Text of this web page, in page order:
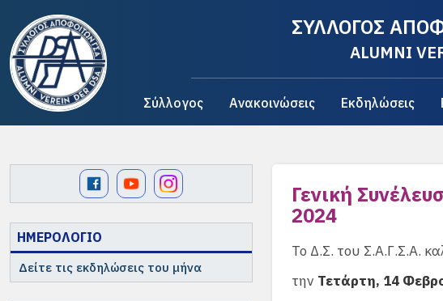
ΣΥΛΛΟΓΟΣ
ALUMNI
Σύλλογος Ανακοινώσεις Εκδηλώσεις
ΗΜΕΡΟΛΟΓΙΟ
Δείτε τις εκδηλώσεις του μήνα
Γενική
2024
Το Δ.Σ. του Σ.Α.Γ.Σ.Α.
την Τετάρτη, 14